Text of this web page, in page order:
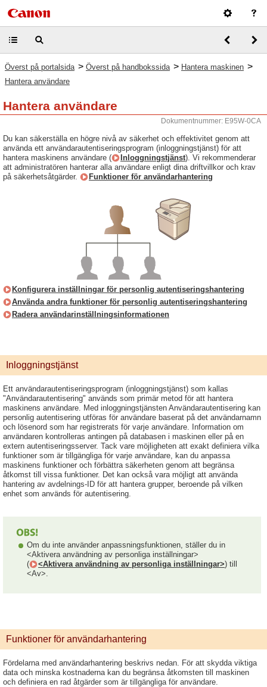
Överst på portalsida > Överst på handbokssida > Hantera maskinen >
Hantera användare
Hantera användare
Dokumentnummer: E95W-0CA
Du kan säkerställa en högre nivå av säkerhet och effektivitet genom att
använda ett användarautentiseringsprogram (inloggningstjänst) för att
hantera maskinens användare (
Inloggningstjänst). Vi rekommenderar
att administratören hanterar alla användare enligt dina driftvillkor och krav
på säkerhetsåtgärder.
Funktioner för användarhantering
Konfigurera inställningar för personlig autentiseringshantering
Använda andra funktioner för personlig autentiseringshantering
Radera användarinställningsinformationen
Inloggningstjänst
Ett användarautentiseringsprogram (inloggningstjänst) som kallas
"Användarautentisering" används som primär metod för att hantera
maskinens användare. Med inloggningstjänsten Användarautentisering kan
personlig autentisering utföras för användare baserat på det användarnamn
och lösenord som har registrerats för varje användare. Information om
användaren kontrolleras antingen på databasen i maskinen eller på en
extern autentiseringsserver. Tack vare möjligheten att exakt definiera vilka
funktioner som är tillgängliga för varje användare, kan du anpassa
maskinens funktioner och förbättra säkerheten genom att begränsa
åtkomst till vissa funktioner. Det kan också vara möjligt att använda
hantering av avdelnings-ID för att hantera grupper, beroende på vilken
enhet som används för autentisering.
Om du inte använder anpassningsfunktionen, ställer du in
<Aktivera användning av personliga inställningar>
(
<Aktivera användning av personliga inställningar>) till
<Av>.
Funktioner för användarhantering
Fördelarna med användarhantering beskrivs nedan. För att skydda viktiga
data och minska kostnaderna kan du begränsa åtkomsten till maskinen
och definiera en rad åtgärder som är tillgängliga för användare.